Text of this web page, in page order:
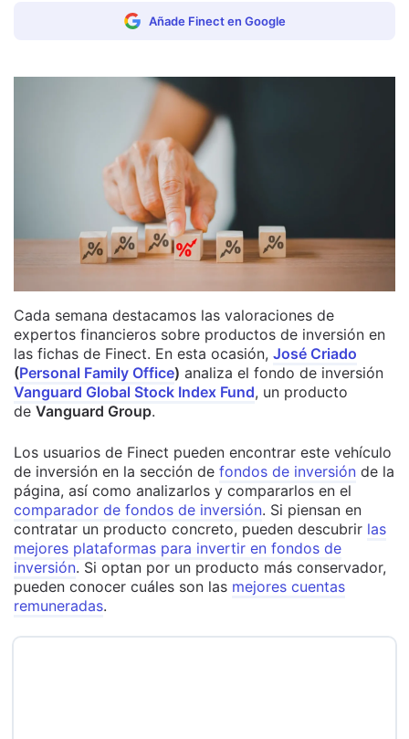
Añade Finect en Google
Cada semana destacamos las valoraciones de
expertos financieros sobre productos de inversión en
las fichas de Finect. En esta ocasión, José Criado
(Personal Family Office) analiza el fondo de inversión
Vanguard Global Stock Index Fund, un producto
de Vanguard Group.
Los usuarios de Finect pueden encontrar este vehículo
de inversión en la sección de fondos de inversión de la
página, así como analizarlos y compararlos en el
comparador de fondos de inversión. Si piensan en
contratar un producto concreto, pueden descubrir las
mejores plataformas para invertir en fondos de
inversión. Si optan por un producto más conservador,
pueden conocer cuáles son las mejores cuentas
remuneradas.